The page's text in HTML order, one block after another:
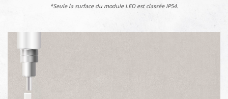
*Seule la surface du module LED est classée IP54.